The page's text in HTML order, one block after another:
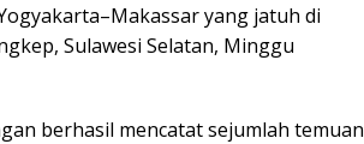
yang jatuh di
Sulawesi Selatan, Minggu
berhasil mencatat sejumlah temuan